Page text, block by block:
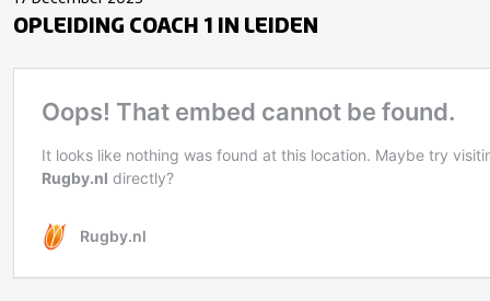
OPLEIDING COACH 1 IN LEIDEN